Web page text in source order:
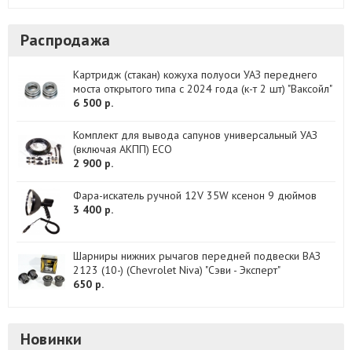
Распродажа
Картридж (стакан) кожуха полуоси УАЗ переднего
моста открытого типа с 2024 года (к-т 2 шт) "Ваксойл"
6 500 р.
Комплект для вывода сапунов универсальный УАЗ
(включая АКПП) ECO
2 900 р.
Фара-искатель ручной 12V 35W ксенон 9 дюймов
3 400 р.
Шарниры нижних рычагов передней подвески ВАЗ
2123 (10-) (Chevrolet Niva) "Сэви - Эксперт"
650 р.
Новинки